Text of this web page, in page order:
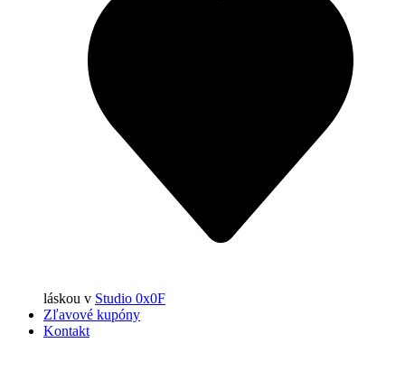
láskou v Studio 0x0F
Zľavové kupóny
Kontakt